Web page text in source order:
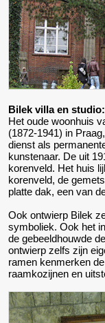
Bilek villa en
Het oude woonhuis
(1872-1941) in
dienst als
kunstenaar. De uit
korenveld. Het huis
korenveld, de
platte dak, een van
Ook ontwierp Bilek
symboliek. Ook het
de gebeeldhouwde
ontwierp zelfs zijn
ramen kenmerken
raamkozijnen en